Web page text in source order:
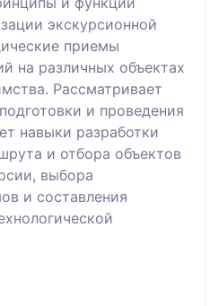
экскурсионной
приемы
на различных объектах
Рассматривает
и проведения
навыки разработки
и отбора объектов
выбора
и составления